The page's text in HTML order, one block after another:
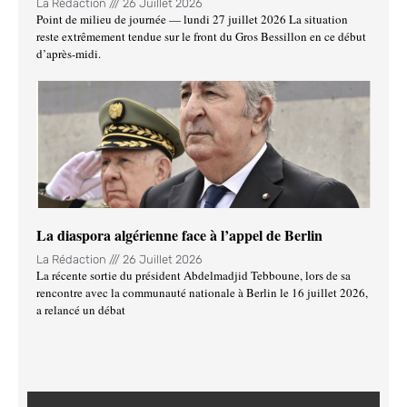
La Rédaction 26 Juillet 2026
Point de milieu de journée — lundi 27 juillet 2026 La situation
reste extrêmement tendue sur le front du Gros Bessillon en ce début
d’après-midi.
La diaspora algérienne face à l’appel de Berlin
La Rédaction 26 Juillet 2026
La récente sortie du président Abdelmadjid Tebboune, lors de sa
rencontre avec la communauté nationale à Berlin le 16 juillet 2026,
a relancé un débat